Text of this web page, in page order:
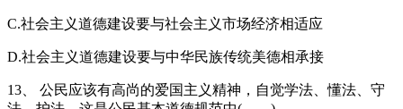
C.社会主义道德建设要与社会主义市场经济相适应
D.社会主义道德建设要与中华民族传统美德相承接
13、 公民应该有高尚的爱国主义精神，自觉学法、懂法、守